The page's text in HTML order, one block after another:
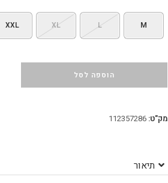
M
L
XL
XXL
הוספה לסל
מק"ט: 112357286
תיאור